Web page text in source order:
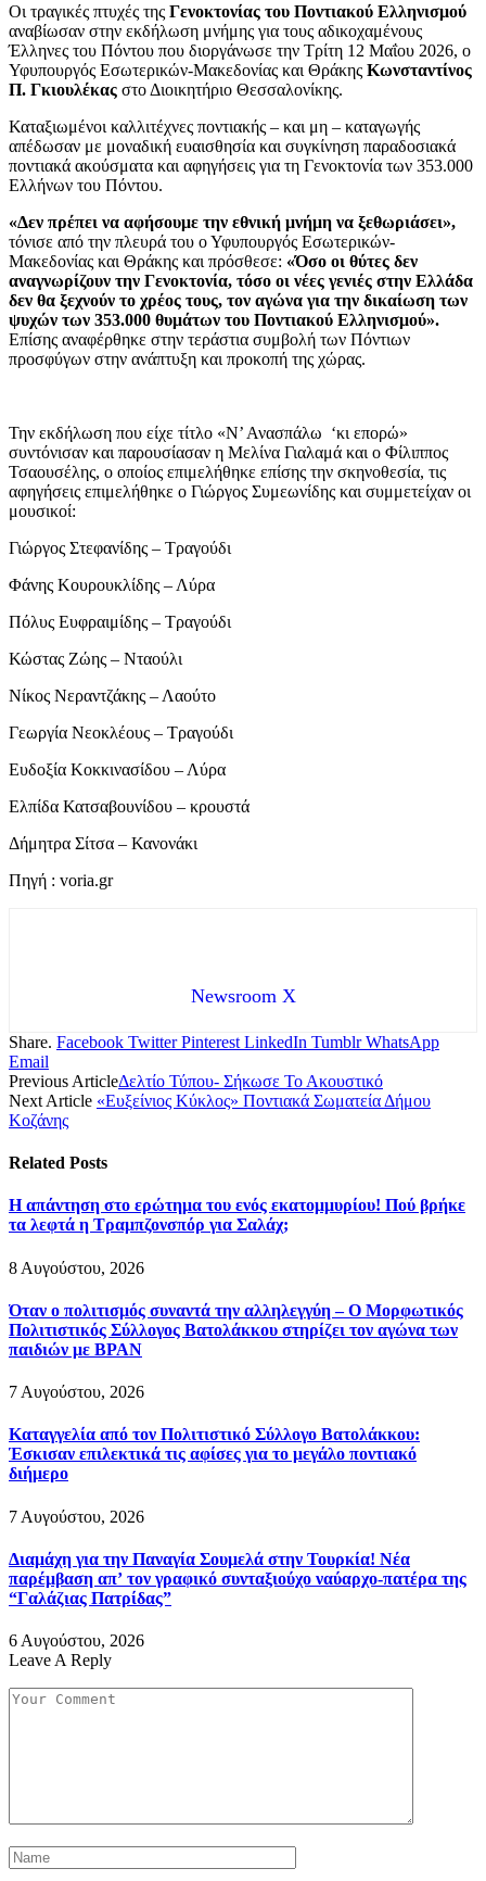
Οι τραγικές πτυχές της Γενοκτονίας του Ποντιακού Ελληνισμού
αναβίωσαν στην εκδήλωση μνήμης για τους αδικοχαμένους
Έλληνες του Πόντου που διοργάνωσε την Τρίτη 12 Μαΐου 2026, ο
Υφυπουργός Εσωτερικών-Μακεδονίας και Θράκης Κωνσταντίνος
Π. Γκιουλέκας στο Διοικητήριο Θεσσαλονίκης.
Καταξιωμένοι καλλιτέχνες ποντιακής – και μη – καταγωγής
απέδωσαν με μοναδική ευαισθησία και συγκίνηση παραδοσιακά
ποντιακά ακούσματα και αφηγήσεις για τη Γενοκτονία των 353.000
Ελλήνων του Πόντου.
«Δεν πρέπει να αφήσουμε την εθνική μνήμη να ξεθωριάσει»,
τόνισε από την πλευρά του ο Υφυπουργός Εσωτερικών-
Μακεδονίας και Θράκης και πρόσθεσε: «Όσο οι θύτες δεν
αναγνωρίζουν την Γενοκτονία, τόσο οι νέες γενιές στην Ελλάδα
δεν θα ξεχνούν το χρέος τους, τον αγώνα για την δικαίωση των
ψυχών των 353.000 θυμάτων του Ποντιακού Ελληνισμού».
Επίσης αναφέρθηκε στην τεράστια συμβολή των Πόντιων
προσφύγων στην ανάπτυξη και προκοπή της χώρας.
Την εκδήλωση που είχε τίτλο «Ν’ Ανασπάλω ‘κι επορώ»
συντόνισαν και παρουσίασαν η Μελίνα Γιαλαμά και ο Φίλιππος
Τσαουσέλης, ο οποίος επιμελήθηκε επίσης την σκηνοθεσία, τις
αφηγήσεις επιμελήθηκε ο Γιώργος Συμεωνίδης και συμμετείχαν οι
μουσικοί:
Γιώργος Στεφανίδης – Τραγούδι
Φάνης Κουρουκλίδης – Λύρα
Πόλυς Ευφραιμίδης – Τραγούδι
Κώστας Ζώης – Νταούλι
Νίκος Νεραντζάκης – Λαούτο
Γεωργία Νεοκλέους – Τραγούδι
Ευδοξία Κοκκινασίδου – Λύρα
Ελπίδα Κατσαβουνίδου – κρουστά
Δήμητρα Σίτσα – Κανονάκι
Πηγή : voria.gr
Newsroom X
Share. Facebook Twitter Pinterest LinkedIn Tumblr WhatsApp
Email
Previous ArticleΔελτίο Τύπου- Σήκωσε Το Ακουστικό
Next Article «Ευξείνιος Κύκλος» Ποντιακά Σωματεία Δήμου
Κοζάνης
Related Posts
Η απάντηση στο ερώτημα του ενός εκατομμυρίου! Πού βρήκε
τα λεφτά η Τραμπζονσπόρ για Σαλάχ;
8 Αυγούστου, 2026
Όταν ο πολιτισμός συναντά την αλληλεγγύη – Ο Μορφωτικός
Πολιτιστικός Σύλλογος Βατολάκκου στηρίζει τον αγώνα των
παιδιών με BPAN
7 Αυγούστου, 2026
Καταγγελία από τον Πολιτιστικό Σύλλογο Βατολάκκου:
Έσκισαν επιλεκτικά τις αφίσες για το μεγάλο ποντιακό
διήμερο
7 Αυγούστου, 2026
Διαμάχη για την Παναγία Σουμελά στην Τουρκία! Νέα
παρέμβαση απ’ τον γραφικό συνταξιούχο ναύαρχο-πατέρα της
“Γαλάζιας Πατρίδας”
6 Αυγούστου, 2026
Leave A Reply